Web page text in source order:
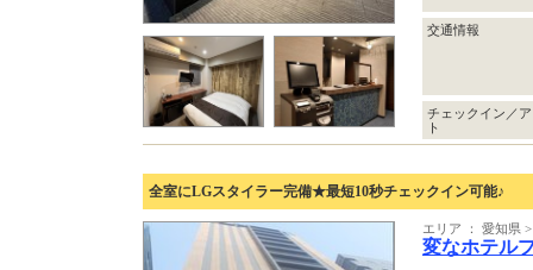
交通情報
チェックイン／
ト
全室にLGスタイラー完備★最短10秒チェックイン可能♪
エリア ： 愛知県
変なホテル